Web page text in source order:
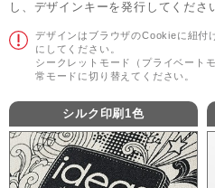
し、デザインキーを発行してくださ
デザインはブラウザのCookieに紐付
にしてください。
シークレットモード（プライベート
常モードに切り替えてください。
シルク印刷1色